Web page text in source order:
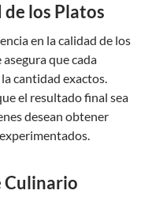
los Platos
en la calidad de los
que cada
cantidad exactos.
el resultado final sea
desean obtener
Culinario